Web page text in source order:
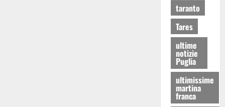
taranto
Tares
ultime
notizie
Puglia
ultimissime
martina
franca